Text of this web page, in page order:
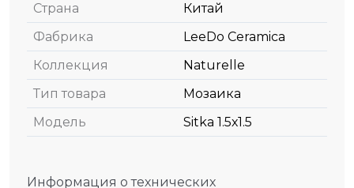
Страна
Китай
Фабрика
LeeDo Ceramica
Коллекция
Naturelle
Тип товара
Мозаика
Модель
Sitka 1.5х1.5
Информация о технических